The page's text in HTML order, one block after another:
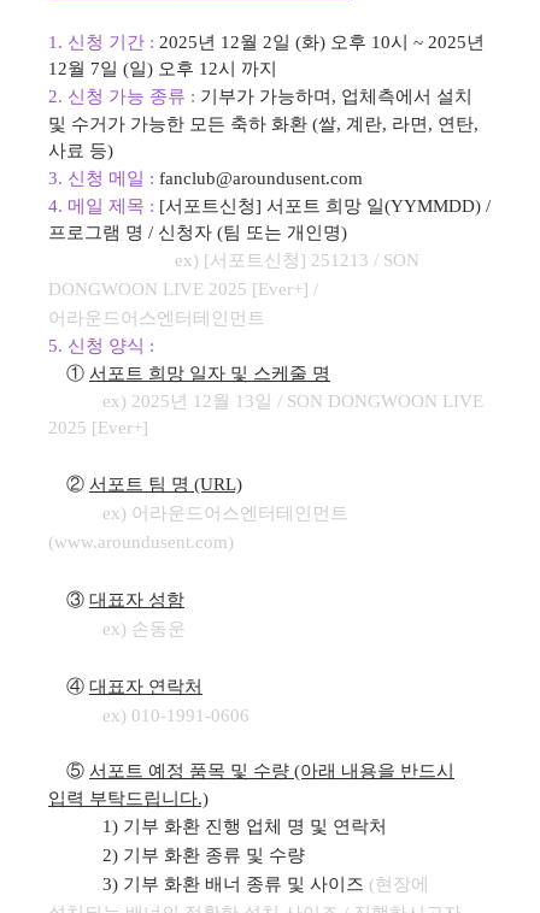
1. 신청 기간 : 2025년 12월 2일 (화) 오후 10시 ~ 2025년
12월 7일 (일) 오후 12시 까지
2. 신청 가능 종류 : 기부가 가능하며, 업체측에서 설치
및 수거가 가능한 모든 축하 화환 (쌀, 계란, 라면, 연탄,
사료 등)
3. 신청 메일 : fanclub@aroundusent.com
4. 메일 제목 : [서포트신청] 서포트 희망 일(YYMMDD) /
프로그램 명 / 신청자 (팀 또는 개인명)
ex) [서포트신청] 251213 / SON
DONGWOON LIVE 2025 [Ever+] /
어라운드어스엔터테인먼트
5. 신청 양식 :
① 서포트 희망 일자 및 스케줄 명
ex) 2025년 12월 13일 / SON DONGWOON LIVE
2025 [Ever+]
② 서포트 팀 명 (URL)
ex) 어라운드어스엔터테인먼트
(www.aroundusent.com)
③ 대표자 성함
ex) 손동운
④ 대표자 연락처
ex) 010-1991-0606
⑤ 서포트 예정 품목 및 수량 (아래 내용을 반드시
입력 부탁드립니다.)
1) 기부 화환 진행 업체 명 및 연락처
2) 기부 화환 종류 및 수량
3) 기부 화환 배너 종류 및 사이즈 (현장에